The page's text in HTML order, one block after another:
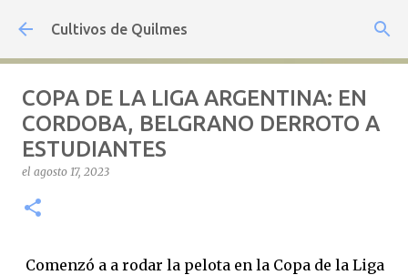
Ir al contenido principal
Cultivos de Quilmes
COPA DE LA LIGA ARGENTINA: EN
CORDOBA, BELGRANO DERROTO A
ESTUDIANTES
el agosto 17, 2023
Comenzó a a rodar la pelota en la Copa de la Liga